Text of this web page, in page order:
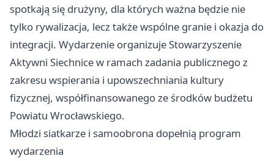
spotkają się drużyny, dla których ważna będzie nie
tylko rywalizacja, lecz także wspólne granie i okazja do
integracji. Wydarzenie organizuje Stowarzyszenie
Aktywni Siechnice w ramach zadania publicznego z
zakresu wspierania i upowszechniania kultury
fizycznej, współfinansowanego ze środków budżetu
Powiatu Wrocławskiego.
Młodzi siatkarze i samoobrona dopełnią program
wydarzenia